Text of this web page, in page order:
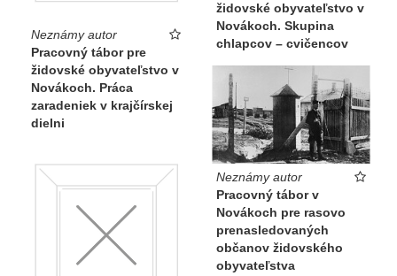
židovské obyvateľstvo v
Novákoch. Skupina
chlapcov – cvičencov
Neznámy autor
Pracovný tábor pre
židovské obyvateľstvo v
Novákoch. Práca
zaradeniek v krajčírskej
dielni
Neznámy autor
Pracovný tábor v
Novákoch pre rasovo
prenasledovaných
občanov židovského
obyvateľstva